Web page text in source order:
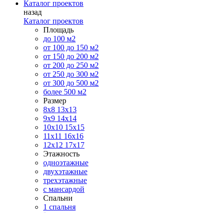
Каталог проектов
назад
Каталог проектов
Площадь
до 100 м2
от 100 до 150 м2
от 150 до 200 м2
от 200 до 250 м2
от 250 до 300 м2
от 300 до 500 м2
более 500 м2
Размер
8х8 13х13
9х9 14х14
10х10 15х15
11x11 16х16
12х12 17х17
Этажность
одноэтажные
двухэтажные
трехэтажные
с мансардой
Спальни
1 спальня